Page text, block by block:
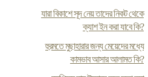
যারা বিকাশে সূদ নেয় তাদের নিকট থেকে
ক্যাশ ইন করা যাবে কি?
হুরমতে মুছাহারার জন্য মেয়েদের মধ্যে
কামভাব আসার আলামত কি?